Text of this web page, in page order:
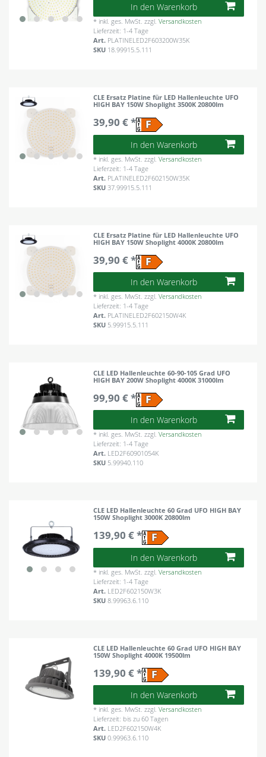
In den Warenkorb
* inkl. ges. MwSt. zzgl.Versandkosten
Lieferzeit: 1-4 Tage
Art. PLATINELED2F603200W35K
SKU 18.99915.5.111
CLE Ersatz Platine für LED Hallenleuchte UFO
HIGH BAY 150W Shoplight 3500K 20800lm
39,90 € *
In den Warenkorb
* inkl. ges. MwSt. zzgl.Versandkosten
Lieferzeit: 1-4 Tage
Art. PLATINELED2F602150W35K
SKU 37.99915.5.111
CLE Ersatz Platine für LED Hallenleuchte UFO
HIGH BAY 150W Shoplight 4000K 20800lm
39,90 € *
In den Warenkorb
* inkl. ges. MwSt. zzgl.Versandkosten
Lieferzeit: 1-4 Tage
Art. PLATINELED2F602150W4K
SKU 5.99915.5.111
CLE LED Hallenleuchte 60-90-105 Grad UFO
HIGH BAY 200W Shoplight 4000K 31000lm
99,90 € *
In den Warenkorb
* inkl. ges. MwSt. zzgl.Versandkosten
Lieferzeit: 1-4 Tage
Art. LED2F60901054K
SKU 5.99940.110
CLE LED Hallenleuchte 60 Grad UFO HIGH BAY
150W Shoplight 3000K 20800lm
139,90 € *
In den Warenkorb
* inkl. ges. MwSt. zzgl.Versandkosten
Lieferzeit: 1-4 Tage
Art. LED2F602150W3K
SKU8.99963.6.110
CLE LED Hallenleuchte 60 Grad UFO HIGH BAY
150W Shoplight 4000K 19500lm
139,90 € *
In den Warenkorb
* inkl. ges. MwSt. zzgl.Versandkosten
Lieferzeit: bis zu 60 Tagen
Art. LED2F602150W4K
SKU0.99963.6.110